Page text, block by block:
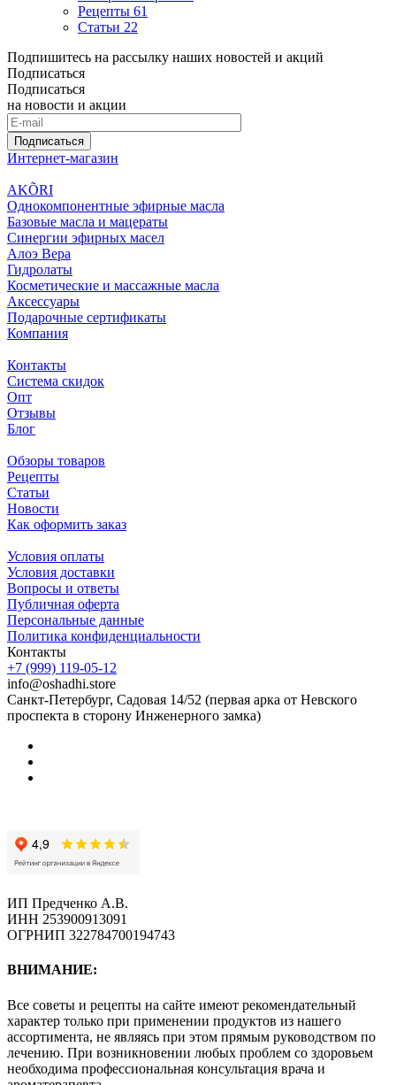
Рецепты 61
Статьи 22
Подпишитесь на рассылку наших новостей и акций
Подписаться
Подписаться
на новости и акции
Подписаться
Интернет-магазин
AKÕRI
Однокомпонентные эфирные масла
Базовые масла и мацераты
Синергии эфирных масел
Алоэ Вера
Гидролаты
Косметические и массажные масла
Аксессуары
Подарочные сертификаты
Компания
Контакты
Система скидок
Опт
Отзывы
Блог
Обзоры товаров
Рецепты
Статьи
Новости
Как оформить заказ
Условия оплаты
Условия доставки
Вопросы и ответы
Публичная оферта
Персональные данные
Политика конфиденциальности
Контакты
+7 (999) 119-05-12
info@oshadhi.store
Санкт-Петербург, Садовая 14/52 (первая арка от Невского
проспекта в сторону Инженерного замка)
ИП Предченко А.В.
ИНН 253900913091
ОГРНИП 322784700194743
ВНИМАНИЕ:
Все советы и рецепты на сайте имеют рекомендательный
характер только при применении продуктов из нашего
ассортимента, не являясь при этом прямым руководством по
лечению. При возникновении любых проблем со здоровьем
необходима профессиональная консультация врача и